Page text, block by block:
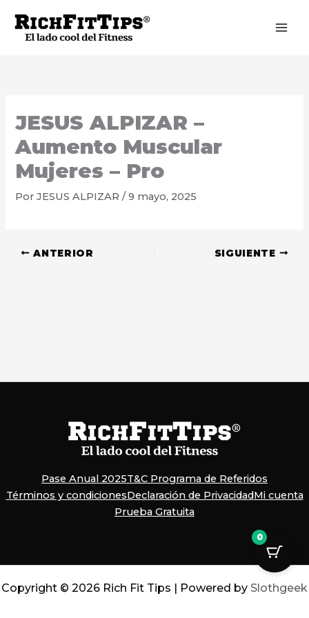
contenido
JESUS ALPIZAR –
Aumento Muscular
Mujeres – Pro
PorJESUS ALPIZAR/9 mayo, 2025
ANTERIOR SIGUIENTE
Pase Anual 2025T&C Programa de Referidos
Términos y condicionesDeclaración de PrivacidadMi cuenta
Prueba Gratuita
Copyright © 2026 Rich Fit Tips | Powered by Slothgeek
0